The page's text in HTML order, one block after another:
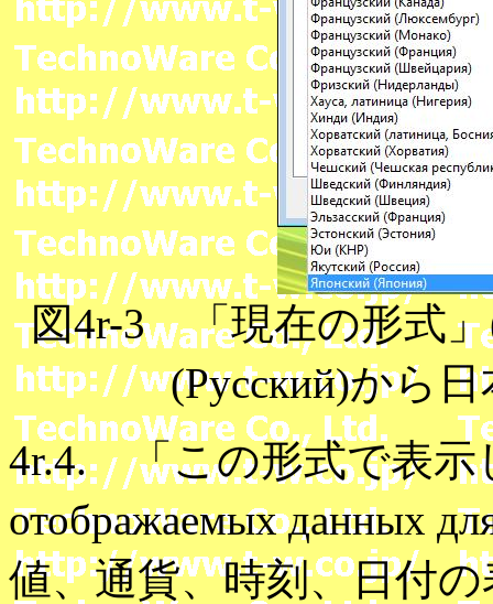
図4r-3 「現在の形式」
(Русский)から
4r.4. 「この形式で表示
отображаемых данных
値、通貨、時刻、日付